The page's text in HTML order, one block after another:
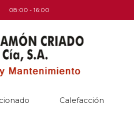
08:00 - 16:00
Calefacción